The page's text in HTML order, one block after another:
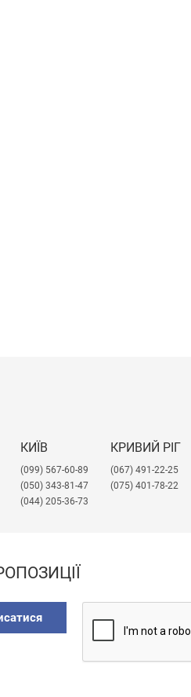
КИЇВ
(099) 567-60-89
(050) 343-81-47
(044) 205-36-73
КРИВИЙ РІГ
(067) 491-22-25
(075) 401-78-22